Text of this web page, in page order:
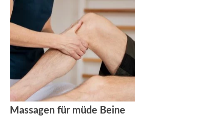
Massagen für müde Beine